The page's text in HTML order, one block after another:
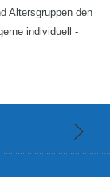
Altersgruppen den
individuell -